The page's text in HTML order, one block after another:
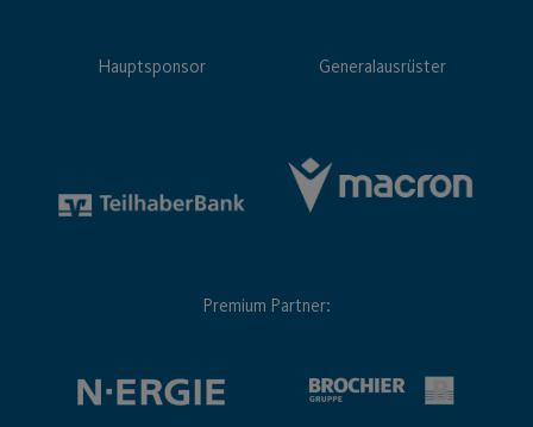
Hauptsponsor Generalausrüster
Premium Partner: